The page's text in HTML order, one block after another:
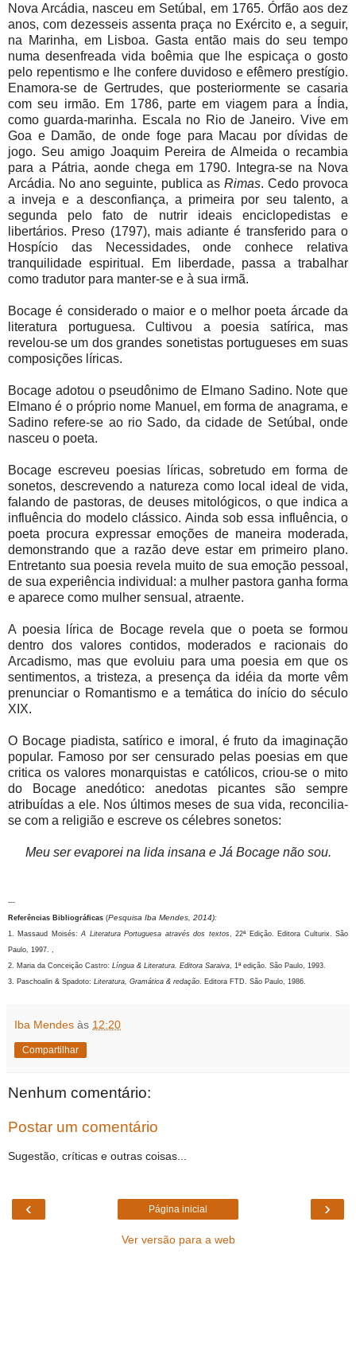
Nova Arcádia, nasceu em Setúbal, em 1765. Órfão aos dez
anos, com dezesseis assenta praça no Exército e, a seguir,
na Marinha, em Lisboa. Gasta então mais do seu tempo
numa desenfreada vida boêmia que lhe espicaça o gosto
pelo repentismo e lhe confere duvidoso e efêmero prestígio.
Enamora-se de Gertrudes, que posteriormente se casaria
com seu irmão. Em 1786, parte em viagem para a Índia,
como guarda-marinha. Escala no Rio de Janeiro. Vive em
Goa e Damão, de onde foge para Macau por dívidas de
jogo. Seu amigo Joaquim Pereira de Almeida o recambia
para a Pátria, aonde chega em 1790. Integra-se na Nova
Arcádia. No ano seguinte, publica as Rimas. Cedo provoca
a inveja e a desconfiança, a primeira por seu talento, a
segunda pelo fato de nutrir ideais enciclopedistas e
libertários. Preso (1797), mais adiante é transferido para o
Hospício das Necessidades, onde conhece relativa
tranquilidade espiritual. Em liberdade, passa a trabalhar
como tradutor para manter-se e à sua irmã.
Bocage é considerado o maior e o melhor poeta árcade da
literatura portuguesa. Cultivou a poesia satírica, mas
revelou-se um dos grandes sonetistas portugueses em suas
composições líricas.
Bocage adotou o pseudônimo de Elmano Sadino. Note que
Elmano é o próprio nome Manuel, em forma de anagrama, e
Sadino refere-se ao rio Sado, da cidade de Setúbal, onde
nasceu o poeta.
Bocage escreveu poesias líricas, sobretudo em forma de
sonetos, descrevendo a natureza como local ideal de vida,
falando de pastoras, de deuses mitológicos, o que indica a
influência do modelo clássico. Ainda sob essa influência, o
poeta procura expressar emoções de maneira moderada,
demonstrando que a razão deve estar em primeiro plano.
Entretanto sua poesia revela muito de sua emoção pessoal,
de sua experiência individual: a mulher pastora ganha forma
e aparece como mulher sensual, atraente.
A poesia lírica de Bocage revela que o poeta se formou
dentro dos valores contidos, moderados e racionais do
Arcadismo, mas que evoluiu para uma poesia em que os
sentimentos, a tristeza, a presença da idéia da morte vêm
prenunciar o Romantismo e a temática do início do século
XIX.
O Bocage piadista, satírico e imoral, é fruto da imaginação
popular. Famoso por ser censurado pelas poesias em que
critica os valores monarquistas e católicos, criou-se o mito
do Bocage anedótico: anedotas picantes são sempre
atribuídas a ele. Nos últimos meses de sua vida, reconcilia-
se com a religião e escreve os célebres sonetos:
Meu ser evaporei na lida insana e Já Bocage não sou.
---
Referências Bibliográficas (Pesquisa Iba Mendes, 2014):
1. Massaud Moisés:A Literatura Portuguesa através dos textos , 22ª Edição. Editora Culturix. São
Paulo, 1997. ,
2. Maria da Conceição Castro: Língua & Literatura. Editora Saraiva , 1ª edição. São Paulo, 1993.
3. Paschoalin & Spadoto: Literatura, Gramática & redação . Editora FTD. São Paulo, 1986.
Iba Mendes às 12:20
Compartilhar
Nenhum comentário:
Postar um comentário
Sugestão, críticas e outras coisas...
‹ ›
Página inicial
Ver versão para a web